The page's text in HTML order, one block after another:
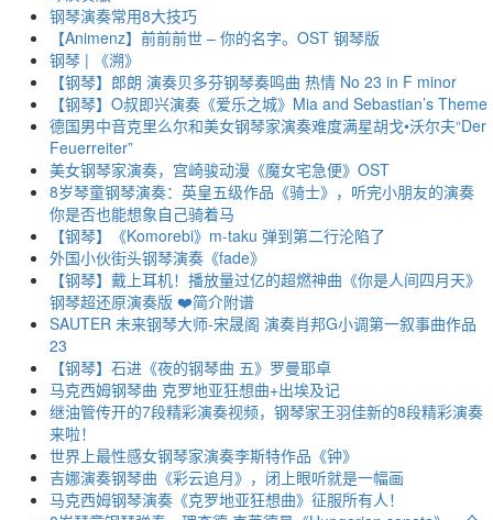
钢琴演奏常用8大技巧
【Animenz】前前前世 – 你的名字。OST 钢琴版
钢琴 | 《溯》
【钢琴】郎朗 演奏贝多芬钢琴奏鸣曲 热情 No 23 in F minor
【钢琴】O叔即兴演奏《爱乐之城》Mia and Sebastian’s Theme
德国男中音克里么尔和美女钢琴家演奏难度满星胡戈•沃尔夫“Der
Feuerreiter”
美女钢琴家演奏，宫崎骏动漫《魔女宅急便》OST
8岁琴童钢琴演奏：英皇五级作品《骑士》，听完小朋友的演奏
你是否也能想象自己骑着马
【钢琴】《Komorebi》m-taku 弹到第二行沦陷了
外国小伙街头钢琴演奏《fade》
【钢琴】戴上耳机！播放量过亿的超燃神曲《你是人间四月天》
钢琴超还原演奏版 ❤️简介附谱
SAUTER 未来钢琴大师-宋晟阁 演奏肖邦G小调第一叙事曲作品
23
【钢琴】石进《夜的钢琴曲 五》罗曼耶卓
马克西姆钢琴曲 克罗地亚狂想曲+出埃及记
继油管传开的7段精彩演奏视频，钢琴家王羽佳新的8段精彩演奏
来啦！
世界上最性感女钢琴家演奏李斯特作品《钟》
吉娜演奏钢琴曲《彩云追月》，闭上眼听就是一幅画
马克西姆钢琴演奏《克罗地亚狂想曲》征服所有人！